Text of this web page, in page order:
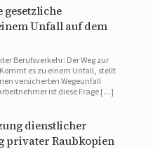
gesetzliche
Unfall auf dem
Berufsverkehr: Der Weg zur
es zu einem Unfall, stellt
versicherten Wegeunfall
ist diese Frage […]
dienstlicher
privater Raubkopien